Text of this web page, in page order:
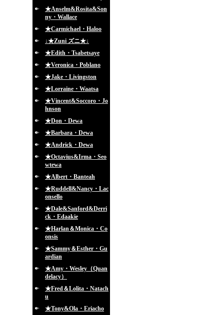
★Anselm&Rosita&Son
ny・Wallace
★Carmichael・Haloo
↓★Zuni ズニ★↓
★Edith・Tsabetsaye
★Veronica・Poblano
★Jake・Livingston
★Lorraine・Waatsa
★Vincent&Soccoro・Jo
hnson
★Don・Dewa
★Barbara・Dewa
★Andrick・Dewa
★Octavius&Irma・Seo
wtewa
★Albert・Banteah
★Ruddell&Nancy・Lac
onsello
★Dale&Sanford&Derri
ck・Edaakie
★Harlan＆Monica・Co
onsis
★Sammy＆Esther・Gu
ardian
★Amy・Wesley（Quan
delacy）
★Fred＆Lolita・Natach
u
★Tony&Ola・Eriacho